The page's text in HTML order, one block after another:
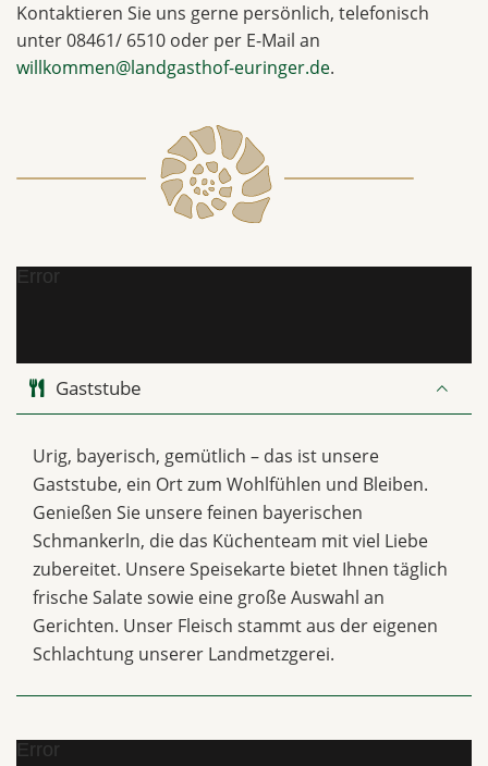
Kontaktieren Sie uns gerne persönlich, telefonisch
unter 08461/ 6510 oder per E-Mail an
willkommen@landgasthof-euringer.de.
Error
Gaststube
Urig, bayerisch, gemütlich – das ist unsere
Gaststube, ein Ort zum Wohlfühlen und Bleiben.
Genießen Sie unsere feinen bayerischen
Schmankerln, die das Küchenteam mit viel Liebe
zubereitet. Unsere Speisekarte bietet Ihnen täglich
frische Salate sowie eine große Auswahl an
Gerichten. Unser Fleisch stammt aus der eigenen
Schlachtung unserer Landmetzgerei.
Error